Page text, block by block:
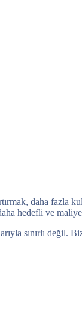
daha fazla
hedefli ve
sınırlı değil.